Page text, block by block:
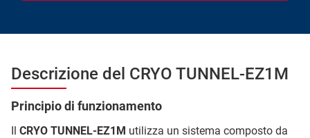
Descrizione del CRYO TUNNEL-EZ1M
Principio di funzionamento
Il CRYO TUNNEL-EZ1M utilizza un sistema composto da